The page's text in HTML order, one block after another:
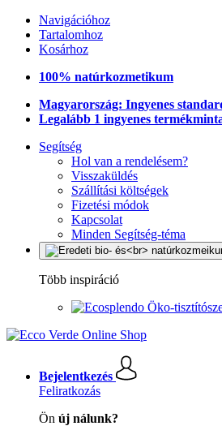
Navigációhoz
Tartalomhoz
Kosárhoz
100% natúrkozmetikum
Magyarország: Ingyenes
Legalább 1 ingyenes
Segítség
Hol van a rendelésem?
Visszaküldés
Szállítási költségek
Fizetési módok
Kapcsolat
Minden Segítség-téma
Több inspiráció
Öko-
Bejelentkezés
Feliratkozás
Ön új nálunk?